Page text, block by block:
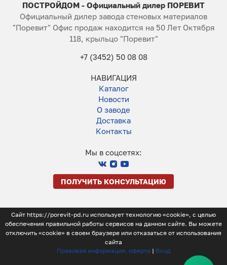
ПОСТРОЙДОМ - Официальный дилер ПОРЕВИТ
Официальный дилер завода стеновых материалов
"Поревит" Офис продаж находится на 50 Лет Октября
118, крыльцо "Поревит"
+7 (3452) 50 08 08
НАВИГАЦИЯ
Каталог
Новости
О заводе
Доставка
Контакты
Мы в соцсетях:
ПОЛУЧИТЬ КОНСУЛЬТАЦИЮ
Сайт https://porevit-pd.ru использует технологию «cookie», с целью
обеспечения правильной работы сервисов на данном сайте. Вы можете
отключить «cookie» в своем браузере или отказаться от использования
сайта
Правовая информация, оферта | Вход